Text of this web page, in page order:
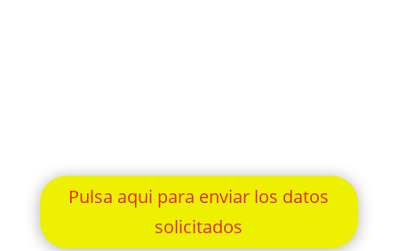
Pulsa aqui para enviar los datos
solicitados